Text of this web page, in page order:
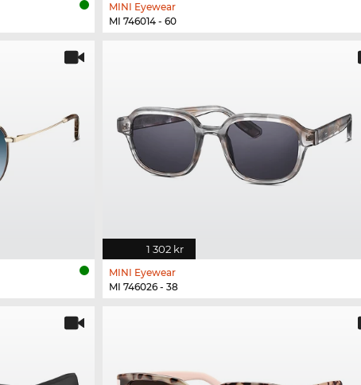
MINI Eyewear
MI 746014 - 60
1 302 kr
MINI Eyewear
MI 746026 - 38